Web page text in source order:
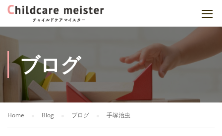
ブログ
Home Blog ブログ 手塚治虫